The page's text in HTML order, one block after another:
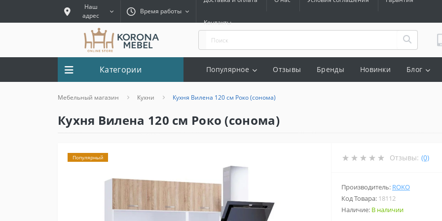
Наш
адрес
Время работы
Контакты
Категории Популярное Отзывы Бренды Новинки Блог
Мебельный магазин Кухни Кухня Вилена 120 см Роко (сонома)
Кухня Вилена 120 см Роко (сонома)
Популярный Отзывы: (0)
Производитель: ROKO
Код Товара: 18112
Наличие: В наличии